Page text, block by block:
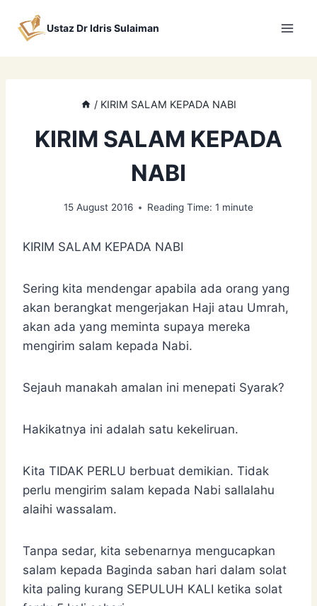
Ustaz Dr Idris Sulaiman
/ KIRIM SALAM KEPADA NABI
KIRIM SALAM KEPADA
NABI
15 August 2016 Reading Time: 1 minute
KIRIM SALAM KEPADA NABI
Sering kita mendengar apabila ada orang yang
akan berangkat mengerjakan Haji atau Umrah,
akan ada yang meminta supaya mereka
mengirim salam kepada Nabi.
Sejauh manakah amalan ini menepati Syarak?
Hakikatnya ini adalah satu kekeliruan.
Kita TIDAK PERLU berbuat demikian. Tidak
perlu mengirim salam kepada Nabi sallalahu
alaihi wassalam.
Tanpa sedar, kita sebenarnya mengucapkan
salam kepada Baginda saban hari dalam solat
kita paling kurang SEPULUH KALI ketika solat